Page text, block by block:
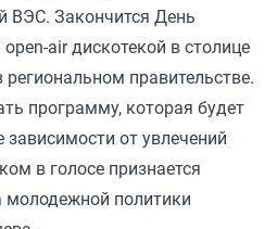
ВЭС. Закончится День
air дискотекой в столице
правительстве.
программу, которая будет
от увлечений
в голосе признается
молодежной политики